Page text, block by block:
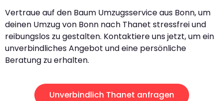
Vertraue auf den Baum Umzugsservice aus Bonn, um
deinen Umzug von Bonn nach Thanet stressfrei und
reibungslos zu gestalten. Kontaktiere uns jetzt, um ein
unverbindliches Angebot und eine persönliche
Beratung zu erhalten.
Unverbindlich Thanet anfragen